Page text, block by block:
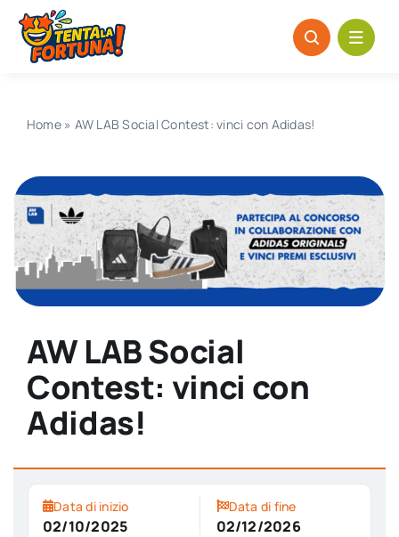
Salta
contenuto
Home» AW LAB Social Contest: vinci con Adidas!
AW LAB Social
Contest: vinci con
Adidas!
Data di inizio
02/10/2025
Data di fine
02/12/2026